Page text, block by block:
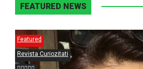
FEATURED NEWS
Featured
Revista Curiozitati